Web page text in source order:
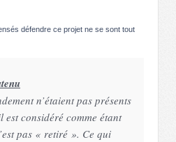
défendre ce projet ne se sont tout
n’étaient pas présents
est considéré comme étant
pas « retiré ». Ce qui